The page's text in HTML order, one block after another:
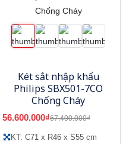
Két sắt nhập khẩu
Philips SBX501-7CO
Chống Cháy
56.600.000₫67.400.000₫
KT: C71 x R46 x S55 cm